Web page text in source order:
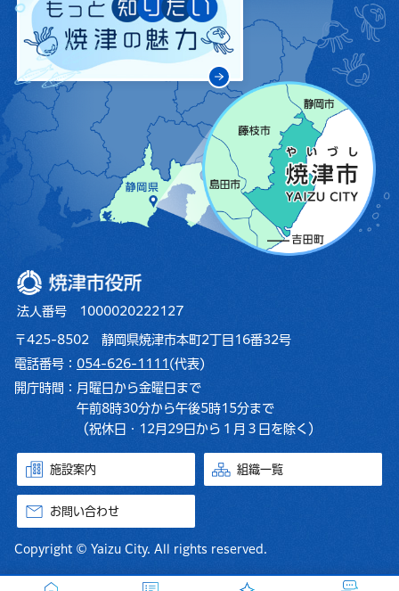
焼津市役所
法人番号 1000020222127
〒425-8502 静岡県焼津市本町2丁目16番32号
電話番号： 054-626-1111 (代表)
開庁時間： 月曜日から金曜日まで
午前8時30分から午後5時15分まで
（祝休日・12月29日から１月３日を除く）
施設案内 組織一覧
お問い合わせ
Copyright © Yaizu City. All rights reserved.